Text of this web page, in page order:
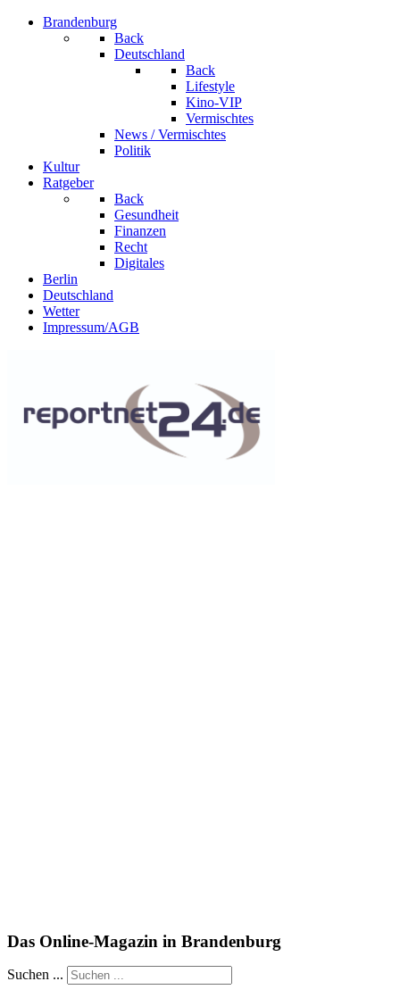
Brandenburg
Back
Deutschland
Back
Lifestyle
Kino-VIP
Vermischtes
News / Vermischtes
Politik
Kultur
Ratgeber
Back
Gesundheit
Finanzen
Recht
Digitales
Berlin
Deutschland
Wetter
Impressum/AGB
Das Online-Magazin in Brandenburg
Suchen ...